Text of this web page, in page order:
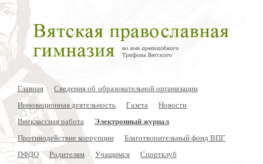
Главная
Сведения об образовательной организации
Инновационная деятельность
Газета
Новости
Внеклассная работа
Электронный журнал
Противодействие коррупции
Благотворительный фонд ВПГ
ПФДО
Родителям Учащимся Спортклуб